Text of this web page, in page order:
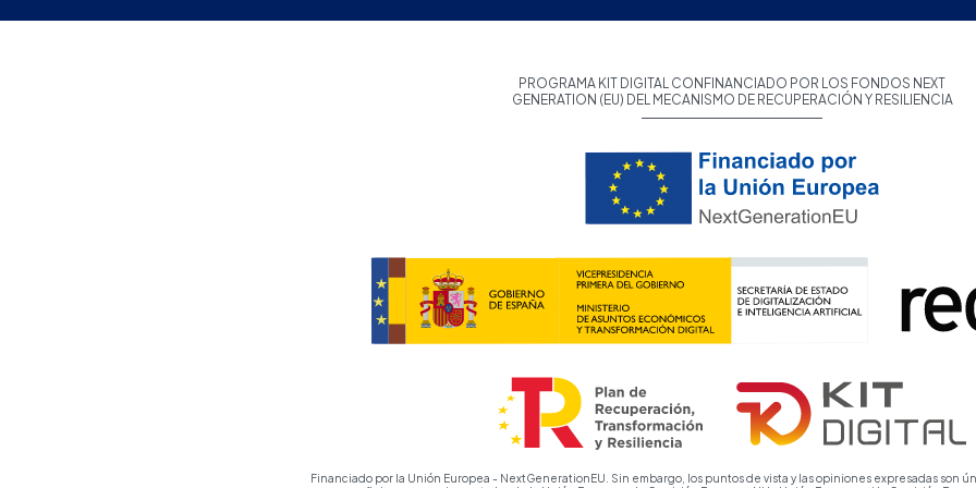
PROGRAMA KIT DIGITAL CONFINANCIADO POR LOS FONDOS NEXT
GENERATION (EU) DEL MECANISMO DE RECUPERACIÓN Y RESILIENCIA
Financiado por la Unión Europea - NextGenerationEU. Sin embargo, los puntos de vista y las opiniones expresadas son